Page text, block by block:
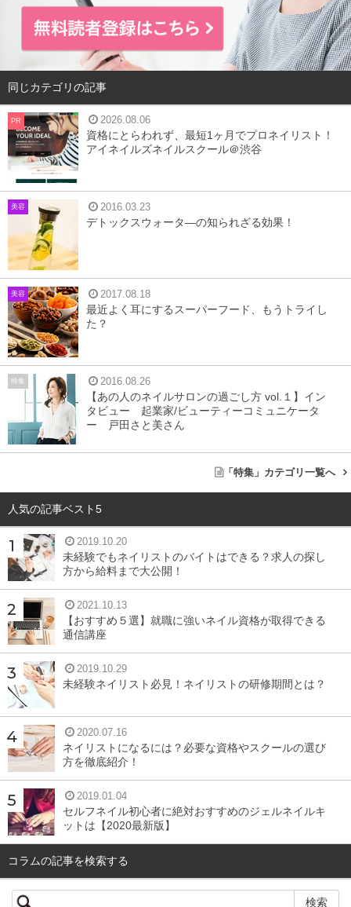
ぜひお気に入りのサロンを見つけてくださいね♪
今回ご紹介するネイルサロンのポイント！
①立川駅から徒歩5分圏内
②アイラッシュを行っているサロンも対象に紹介（ただし
スタッフの50%以上がネイルに携わっているサロンだけに
限定）
以下、2018年5月17日時点Hot Pepper Beautyより引用
目次
1B’Nail 立川店
2CREVIO Beauty Salon -クレヴィオ-立川店
3Nail & Eyelash salon Marie 立川店
4Niki Nail
5Nailsalon. Lapislazuli
6まとめ
B’Nail 立川店
口コミ件数(2018年5/17時点)：407件
同じカテゴリの記事
PR 2026.08.06
資格にとらわれず、最短1ヶ月でプロネイリスト！
アイネイルズネイルスクール＠渋谷
美容 2016.03.23
デトックスウォータ―の知られざる効果！
美容 2017.08.18
最近よく耳にするスーパーフード、もうトライし
た？
特集 2016.08.26
【あの人のネイルサロンの過ごし方 vol.１】イン
タビュー 起業家/ビューティーコミュニケータ
ー 戸田さと美さん
「特集」カテゴリ一覧へ
人気の記事ベスト5
2019.10.20
未経験でもネイリストのバイトはできる？求人の探し
方から給料まで大公開！
2021.10.13
【おすすめ５選】就職に強いネイル資格が取得できる
通信講座
2019.10.29
未経験ネイリスト必見！ネイリストの研修期間とは？
2020.07.16
ネイリストになるには？必要な資格やスクールの選び
方を徹底紹介！
2019.01.04
セルフネイル初心者に絶対おすすめのジェルネイルキ
ットは【2020最新版】
コラムの記事を検索する